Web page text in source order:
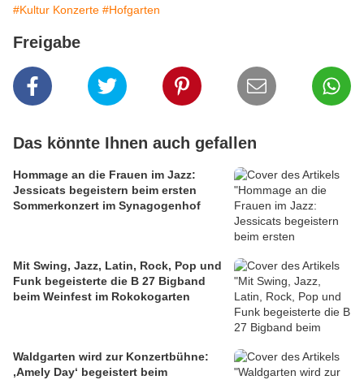
#Kultur Konzerte #Hofgarten
Freigabe
Das könnte Ihnen auch gefallen
Hommage an die Frauen im Jazz:
Jessicats begeistern beim ersten
Sommerkonzert im Synagogenhof
Mit Swing, Jazz, Latin, Rock, Pop und
Funk begeisterte die B 27 Bigband
beim Weinfest im Rokokogarten
Waldgarten wird zur Konzertbühne:
‚Amely Day‘ begeistert beim